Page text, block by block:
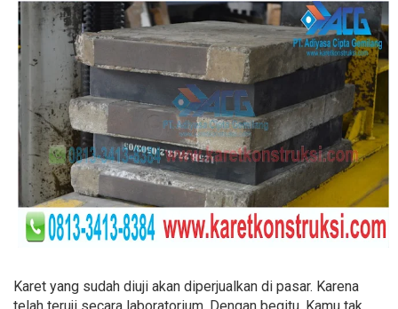
Karet yang sudah diuji akan diperjualkan di pasar. Karena